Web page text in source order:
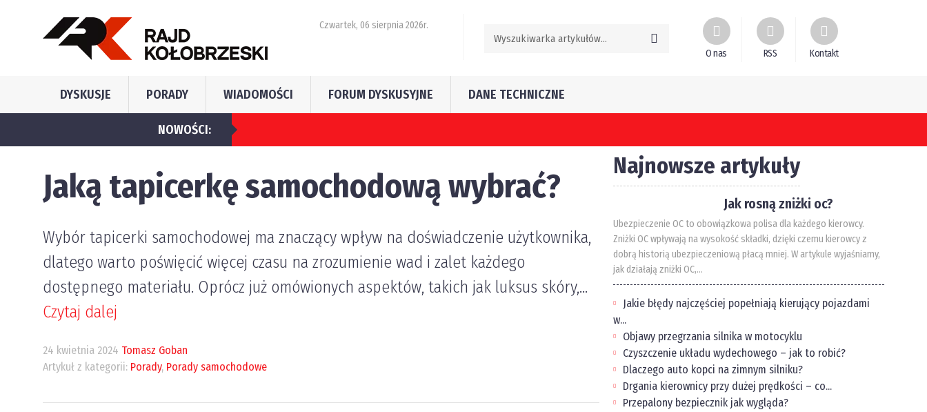
Czwartek, 06 sierpnia 2026r.
O nas RSS Kontakt
DYSKUSJE PORADY WIADOMOŚCI FORUM DYSKUSYJNE DANE TECHNICZNE
NOWOŚCI:
najczęściej popełniają kierujący pojazdami w Polsce?
Jaką tapicerkę samochodową wybrać?
Wybór tapicerki samochodowej ma znaczący wpływ na doświadczenie użytkownika,
dlatego warto poświęcić więcej czasu na zrozumienie wad i zalet każdego
dostępnego materiału. Oprócz już omówionych aspektów, takich jak luksus skóry,...
Czytaj dalej
24 kwietnia 2024 Tomasz Goban
Artykuł z kategorii: Porady, Porady samochodowe
Najnowsze artykuły
Jak rosną zniżki oc?
Ubezpieczenie OC to obowiązkowa polisa dla każdego kierowcy.
Zniżki OC wpływają na wysokość składki, dzięki czemu kierowcy z
dobrą historią ubezpieczeniową płacą mniej. W artykule wyjaśniamy,
jak działają zniżki OC,...
Jakie błędy najczęściej popełniają kierujący pojazdami
w...
Objawy przegrzania silnika w motocyklu
Czyszczenie układu wydechowego – jak to robić?
Dlaczego auto kopci na zimnym silniku?
Drgania kierownicy przy dużej prędkości – co...
Przepalony bezpiecznik jak wygląda?